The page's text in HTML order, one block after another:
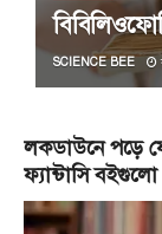
SCIENCE BEE
লকডাউনে পড়ে
ফ্যান্টাসি বইগুলো